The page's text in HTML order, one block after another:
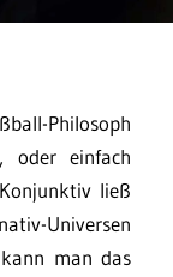
Philosoph
oder einfach
ließ
Universen
man das